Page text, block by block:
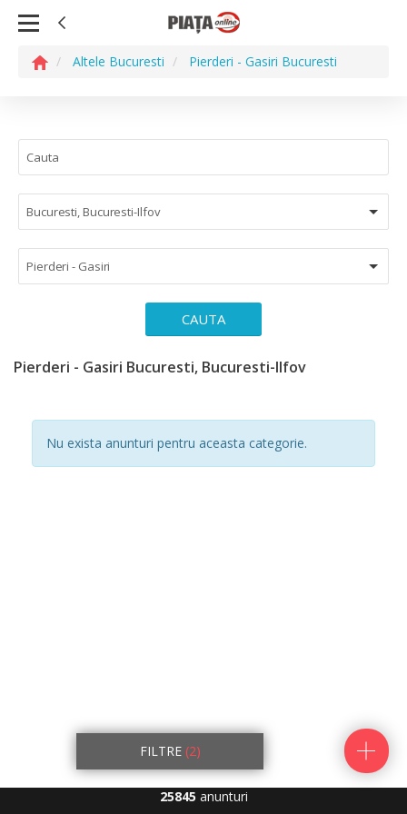
Altele Bucuresti Pierderi - Gasiri Bucuresti
Bucuresti, Bucuresti-Ilfov
Pierderi - Gasiri
CAUTA
Pierderi - Gasiri Bucuresti, Bucuresti-Ilfov
Nu exista anunturi pentru aceasta categorie.
FILTRE (2)
25845 anunturi